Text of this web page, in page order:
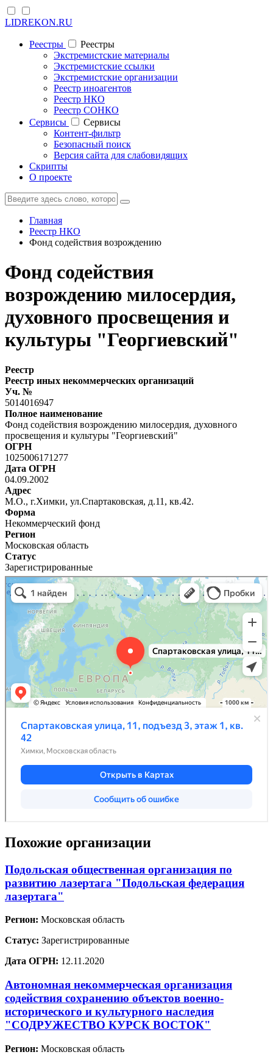
LIDREKON.RU
Реестры
Реестры
Экстремистские материалы
Экстремистские ссылки
Экстремистские организации
Реестр иноагентов
Реестр НКО
Реестр СОНКО
Cервисы
Cервисы
Контент-фильтр
Безопасный поиск
Версия сайта для слабовидящих
Скрипты
О проекте
Главная
Реестр НКО
Фонд содействия возрождению
Фонд содействия
возрождению милосердия,
духовного просвещения и
культуры "Георгиевский"
Реестр
Реестр иных некоммерческих организаций
Уч. №
5014016947
Полное наименование
Фонд содействия возрождению милосердия, духовного
просвещения и культуры "Георгиевский"
ОГРН
1025006171277
Дата ОГРН
04.09.2002
Адрес
М.О., г.Химки, ул.Спартаковская, д.11, кв.42.
Форма
Некоммерческий фонд
Регион
Московская область
Статус
Зарегистрированные
Похожие организации
Подольская общественная организация по
развитию лазертага "Подольская федерация
лазертага"
Регион: Московская область
Статус: Зарегистрированные
Дата ОГРН: 12.11.2020
Автономная некоммерческая организация
содействия сохранению объектов военно-
исторического и культурного наследия
"СОДРУЖЕСТВО КУРСК ВОСТОК"
Регион: Московская область